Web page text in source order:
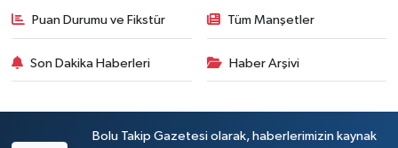
Puan Durumu ve Fikstür Tüm Manşetler
Son Dakika Haberleri Haber Arşivi
Bolu Takip Gazetesi olarak, haberlerimizin kaynak